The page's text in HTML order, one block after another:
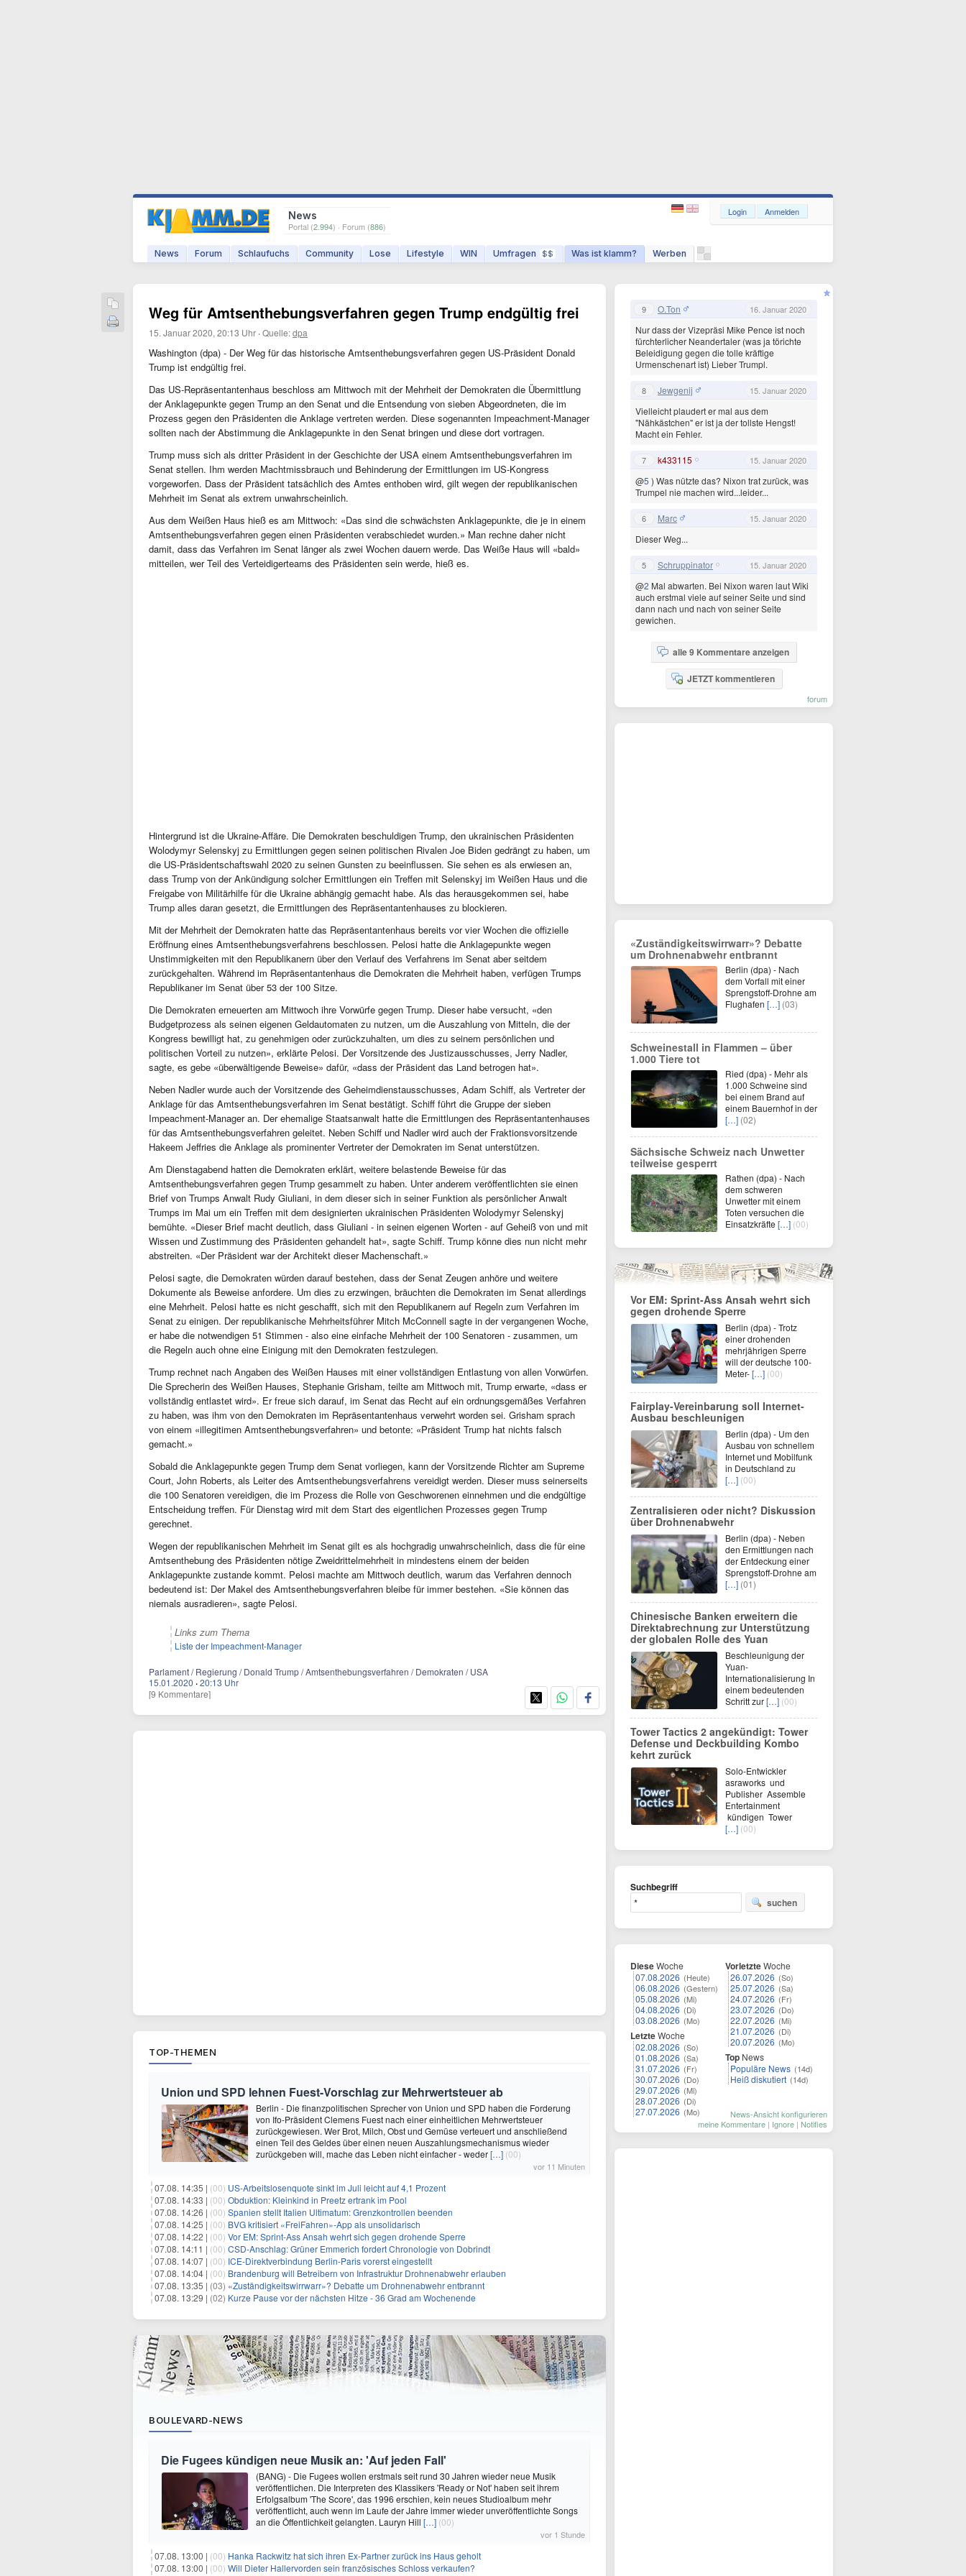
News
Portal (2.994) · Forum (886)
News Forum Schlaufuchs Community Lose Lifestyle WIN Umfragen $$ Was ist klamm? Werben
Login Anmelden
Weg für Amtsenthebungsverfahren gegen Trump endgültig frei
15. Januar 2020, 20:13 Uhr ·Quelle:dpa
Washington (dpa) - Der Weg für das historische Amtsenthebungsverfahren gegen US-Präsident Donald
Trump ist endgültig frei.
Das US-Repräsentantenhaus beschloss am Mittwoch mit der Mehrheit der Demokraten die Übermittlung
der Anklagepunkte gegen Trump an den Senat und die Entsendung von sieben Abgeordneten, die im
Prozess gegen den Präsidenten die Anklage vertreten werden. Diese sogenannten Impeachment-Manager
sollten nach der Abstimmung die Anklagepunkte in den Senat bringen und diese dort vortragen.
Trump muss sich als dritter Präsident in der Geschichte der USA einem Amtsenthebungsverfahren im
Senat stellen. Ihm werden Machtmissbrauch und Behinderung der Ermittlungen im US-Kongress
vorgeworfen. Dass der Präsident tatsächlich des Amtes enthoben wird, gilt wegen der republikanischen
Mehrheit im Senat als extrem unwahrscheinlich.
Aus dem Weißen Haus hieß es am Mittwoch: «Das sind die schwächsten Anklagepunkte, die je in einem
Amtsenthebungsverfahren gegen einen Präsidenten verabschiedet wurden.» Man rechne daher nicht
damit, dass das Verfahren im Senat länger als zwei Wochen dauern werde. Das Weiße Haus will «bald»
mitteilen, wer Teil des Verteidigerteams des Präsidenten sein werde, hieß es.
Hintergrund ist die Ukraine-Affäre. Die Demokraten beschuldigen Trump, den ukrainischen Präsidenten
Wolodymyr Selenskyj zu Ermittlungen gegen seinen politischen Rivalen Joe Biden gedrängt zu haben, um
die US-Präsidentschaftswahl 2020 zu seinen Gunsten zu beeinflussen. Sie sehen es als erwiesen an,
dass Trump von der Ankündigung solcher Ermittlungen ein Treffen mit Selenskyj im Weißen Haus und die
Freigabe von Militärhilfe für die Ukraine abhängig gemacht habe. Als das herausgekommen sei, habe
Trump alles daran gesetzt, die Ermittlungen des Repräsentantenhauses zu blockieren.
Mit der Mehrheit der Demokraten hatte das Repräsentantenhaus bereits vor vier Wochen die offizielle
Eröffnung eines Amtsenthebungsverfahrens beschlossen. Pelosi hatte die Anklagepunkte wegen
Unstimmigkeiten mit den Republikanern über den Verlauf des Verfahrens im Senat aber seitdem
zurückgehalten. Während im Repräsentantenhaus die Demokraten die Mehrheit haben, verfügen Trumps
Republikaner im Senat über 53 der 100 Sitze.
Die Demokraten erneuerten am Mittwoch ihre Vorwürfe gegen Trump. Dieser habe versucht, «den
Budgetprozess als seinen eigenen Geldautomaten zu nutzen, um die Auszahlung von Mitteln, die der
Kongress bewilligt hat, zu genehmigen oder zurückzuhalten, um dies zu seinem persönlichen und
politischen Vorteil zu nutzen», erklärte Pelosi. Der Vorsitzende des Justizausschusses, Jerry Nadler,
sagte, es gebe «überwältigende Beweise» dafür, «dass der Präsident das Land betrogen hat».
Neben Nadler wurde auch der Vorsitzende des Geheimdienstausschusses, Adam Schiff, als Vertreter der
Anklage für das Amtsenthebungsverfahren im Senat bestätigt. Schiff führt die Gruppe der sieben
Impeachment-Manager an. Der ehemalige Staatsanwalt hatte die Ermittlungen des Repräsentantenhauses
für das Amtsenthebungsverfahren geleitet. Neben Schiff und Nadler wird auch der Fraktionsvorsitzende
Hakeem Jeffries die Anklage als prominenter Vertreter der Demokraten im Senat unterstützen.
Am Dienstagabend hatten die Demokraten erklärt, weitere belastende Beweise für das
Amtsenthebungsverfahren gegen Trump gesammelt zu haben. Unter anderem veröffentlichten sie einen
Brief von Trumps Anwalt Rudy Giuliani, in dem dieser sich in seiner Funktion als persönlicher Anwalt
Trumps im Mai um ein Treffen mit dem designierten ukrainischen Präsidenten Wolodymyr Selenskyj
bemühte. «Dieser Brief macht deutlich, dass Giuliani - in seinen eigenen Worten - auf Geheiß von und mit
Wissen und Zustimmung des Präsidenten gehandelt hat», sagte Schiff. Trump könne dies nun nicht mehr
abstreiten. «Der Präsident war der Architekt dieser Machenschaft.»
Pelosi sagte, die Demokraten würden darauf bestehen, dass der Senat Zeugen anhöre und weitere
Dokumente als Beweise anfordere. Um dies zu erzwingen, bräuchten die Demokraten im Senat allerdings
eine Mehrheit. Pelosi hatte es nicht geschafft, sich mit den Republikanern auf Regeln zum Verfahren im
Senat zu einigen. Der republikanische Mehrheitsführer Mitch McConnell sagte in der vergangenen Woche,
er habe die notwendigen 51 Stimmen - also eine einfache Mehrheit der 100 Senatoren - zusammen, um
die Regeln auch ohne eine Einigung mit den Demokraten festzulegen.
Trump rechnet nach Angaben des Weißen Hauses mit einer vollständigen Entlastung von allen Vorwürfen.
Die Sprecherin des Weißen Hauses, Stephanie Grisham, teilte am Mittwoch mit, Trump erwarte, «dass er
vollständig entlastet wird». Er freue sich darauf, im Senat das Recht auf ein ordnungsgemäßes Verfahren
zu haben, was ihm von den Demokraten im Repräsentantenhaus verwehrt worden sei. Grisham sprach
von einem «illegitimen Amtsenthebungsverfahren» und betonte: «Präsident Trump hat nichts falsch
gemacht.»
Sobald die Anklagepunkte gegen Trump dem Senat vorliegen, kann der Vorsitzende Richter am Supreme
Court, John Roberts, als Leiter des Amtsenthebungsverfahrens vereidigt werden. Dieser muss seinerseits
die 100 Senatoren vereidigen, die im Prozess die Rolle von Geschworenen einnehmen und die endgültige
Entscheidung treffen. Für Dienstag wird mit dem Start des eigentlichen Prozesses gegen Trump
gerechnet.
Wegen der republikanischen Mehrheit im Senat gilt es als hochgradig unwahrscheinlich, dass die für eine
Amtsenthebung des Präsidenten nötige Zweidrittelmehrheit in mindestens einem der beiden
Anklagepunkte zustande kommt. Pelosi machte am Mittwoch deutlich, warum das Verfahren dennoch
bedeutend ist: Der Makel des Amtsenthebungsverfahren bleibe für immer bestehen. «Sie können das
niemals ausradieren», sagte Pelosi.
Links zum Thema
Liste der Impeachment-Manager
Parlament / Regierung / Donald Trump / Amtsenthebungsverfahren / Demokraten / USA
15.01.2020 ·20:13 Uhr
[9 Kommentare]
TOP-THEMEN
Union und SPD lehnen Fuest-Vorschlag zur Mehrwertsteuer ab
Berlin - Die finanzpolitischen Sprecher von Union und SPD haben die Forderung
von Ifo-Präsident Clemens Fuest nach einer einheitlichen Mehrwertsteuer
zurückgewiesen. Wer Brot, Milch, Obst und Gemüse verteuert und anschließend
einen Teil des Geldes über einen neuen Auszahlungsmechanismus wieder
zurückgeben will, mache das Leben nicht einfacher - weder[…] (00)
vor 11 Minuten
07.08. 14:35 | (00) US-Arbeitslosenquote sinkt im Juli leicht auf 4,1 Prozent
07.08. 14:33 | (00) Obduktion: Kleinkind in Preetz ertrank im Pool
07.08. 14:26 | (00) Spanien stellt Italien Ultimatum: Grenzkontrollen beenden
07.08. 14:25 | (00) BVG kritisiert «FreiFahren»-App als unsolidarisch
07.08. 14:22 | (00) Vor EM: Sprint-Ass Ansah wehrt sich gegen drohende Sperre
07.08. 14:11 | (00) CSD-Anschlag: Grüner Emmerich fordert Chronologie von Dobrindt
07.08. 14:07 | (00) ICE-Direktverbindung Berlin-Paris vorerst eingestellt
07.08. 14:04 | (00) Brandenburg will Betreibern von Infrastruktur Drohnenabwehr erlauben
07.08. 13:35 | (03) «Zuständigkeitswirrwarr»? Debatte um Drohnenabwehr entbrannt
07.08. 13:29 | (02) Kurze Pause vor der nächsten Hitze - 36 Grad am Wochenende
BOULEVARD-NEWS
Die Fugees kündigen neue Musik an: 'Auf jeden Fall'
(BANG) - Die Fugees wollen erstmals seit rund 30 Jahren wieder neue Musik
veröffentlichen. Die Interpreten des Klassikers 'Ready or Not' haben seit ihrem
Erfolgsalbum 'The Score', das 1996 erschien, kein neues Studioalbum mehr
veröffentlicht, auch wenn im Laufe der Jahre immer wieder unveröffentlichte Songs
an die Öffentlichkeit gelangten. Lauryn Hill […] (00)
vor 1 Stunde
07.08. 13:00 | (00) Hanka Rackwitz hat sich ihren Ex-Partner zurück ins Haus geholt
07.08. 13:00 | (00) Will Dieter Hallervorden sein französisches Schloss verkaufen?
9 O.Ton 16. Januar 2020
Nur dass der Vizepräsi Mike Pence ist noch
fürchterlicher Neandertaler (was ja törichte
Beleidigung gegen die tolle kräftige
Urmenschenart ist) Lieber Trumpl.
8 Jewgenij 15. Januar 2020
Vielleicht plaudert er mal aus dem
"Nähkästchen" er ist ja der tollste Hengst!
Macht ein Fehler.
7 k433115 15. Januar 2020
@5 ) Was nützte das? Nixon trat zurück, was
Trumpel nie machen wird...leider...
6 Marc 15. Januar 2020
Dieser Weg...
5 Schruppinator 15. Januar 2020
@2 Mal abwarten. Bei Nixon waren laut Wiki
auch erstmal viele auf seiner Seite und sind
dann nach und nach von seiner Seite
gewichen.
alle 9 Kommentare anzeigen
JETZT kommentieren
forum
«Zuständigkeitswirrwarr»? Debatte
um Drohnenabwehr entbrannt
Berlin (dpa) - Nach
dem Vorfall mit einer
Sprengstoff-Drohne am
Flughafen […] (03)
Schweinestall in Flammen – über
1.000 Tiere tot
Ried (dpa) - Mehr als
1.000 Schweine sind
bei einem Brand auf
einem Bauernhof in der
[…] (02)
Sächsische Schweiz nach Unwetter
teilweise gesperrt
Rathen (dpa) - Nach
dem schweren
Unwetter mit einem
Toten versuchen die
Einsatzkräfte […] (00)
Vor EM: Sprint-Ass Ansah wehrt sich
gegen drohende Sperre
Berlin (dpa) - Trotz
einer drohenden
mehrjährigen Sperre
will der deutsche 100-
Meter-[…] (00)
Fairplay-Vereinbarung soll Internet-
Ausbau beschleunigen
Berlin (dpa) - Um den
Ausbau von schnellem
Internet und Mobilfunk
in Deutschland zu
[…] (00)
Zentralisieren oder nicht? Diskussion
über Drohnenabwehr
Berlin (dpa) - Neben
den Ermittlungen nach
der Entdeckung einer
Sprengstoff-Drohne am
[…] (01)
Chinesische Banken erweitern die
Direktabrechnung zur Unterstützung
der globalen Rolle des Yuan
Beschleunigung der
Yuan-
Internationalisierung In
einem bedeutenden
Schritt zur[…] (00)
Tower Tactics 2 angekündigt: Tower
Defense und Deckbuilding Kombo
kehrt zurück
Solo-Entwickler
asraworks und
Publisher Assemble
Entertainment
kündigen Tower
[…] (00)
Suchbegriff
suchen
DieseWoche
07.08.2026 (Heute)
06.08.2026 (Gestern)
05.08.2026 (Mi)
04.08.2026 (Di)
03.08.2026 (Mo)
LetzteWoche
02.08.2026 (So)
01.08.2026 (Sa)
31.07.2026 (Fr)
30.07.2026 (Do)
29.07.2026 (Mi)
28.07.2026 (Di)
27.07.2026 (Mo)
VorletzteWoche
26.07.2026 (So)
25.07.2026 (Sa)
24.07.2026 (Fr)
23.07.2026 (Do)
22.07.2026 (Mi)
21.07.2026 (Di)
20.07.2026 (Mo)
Top News
Populäre News (14d)
Heiß diskutiert (14d)
News-Ansicht konfigurieren
meine Kommentare | Ignore | Notifies